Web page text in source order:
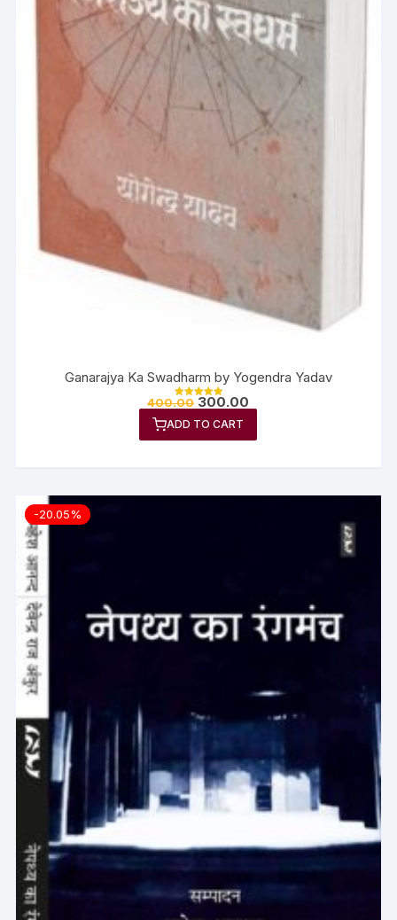
Ganarajya Ka Swadharm by Yogendra Yadav
Rated
out of 5
400.00 300.00
ADD TO CART
-20.05%